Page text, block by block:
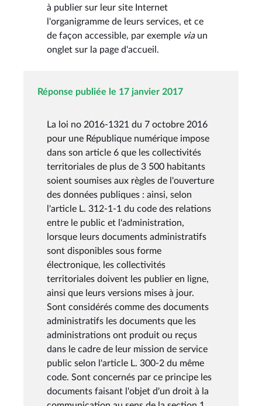
à publier sur leur site Internet
l'organigramme de leurs services, et ce
de façon accessible, par exemple viaun
onglet sur la page d'accueil.
Réponse publiée le 17 janvier 2017
La loi no 2016-1321 du 7 octobre 2016
pour une République numérique impose
dans son article 6 que les collectivités
territoriales de plus de 3 500 habitants
soient soumises aux règles de l'ouverture
des données publiques : ainsi, selon
l'article L. 312-1-1 du code des relations
entre le public et l'administration,
lorsque leurs documents administratifs
sont disponibles sous forme
électronique, les collectivités
territoriales doivent les publier en ligne,
ainsi que leurs versions mises à jour.
Sont considérés comme des documents
administratifs les documents que les
administrations ont produit ou reçus
dans le cadre de leur mission de service
public selon l'article L. 300-2 du même
code. Sont concernés par ce principe les
documents faisant l'objet d'un droit à la